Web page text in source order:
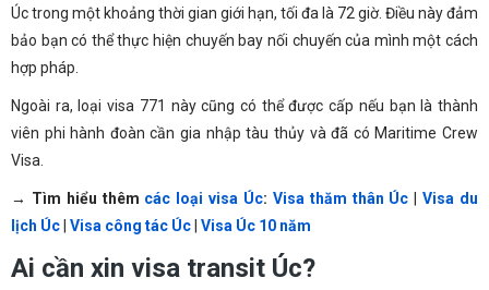
Úc trong một khoảng thời gian giới hạn, tối đa là 72 giờ. Điều này đảm
bảo bạn có thể thực hiện chuyến bay nối chuyến của mình một cách
hợp pháp.
Ngoài ra, loại visa 771 này cũng có thể được cấp nếu bạn là thành
viên phi hành đoàn cần gia nhập tàu thủy và đã có Maritime Crew
Visa.
→ Tìm hiểu thêm các loại visa Úc: Visa thăm thân Úc |Visa du
lịch Úc| Visa công tác Úc| Visa Úc 10 năm
Ai cần xin visa transit Úc?